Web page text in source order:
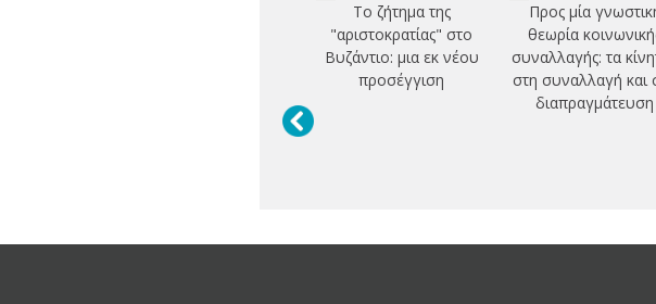
Το ζήτημα της
"αριστοκρατίας" στο
Βυζάντιο: μια εκ νέου
προσέγγιση
Προς μία
θεωρία
συναλλαγής: τα
στη συναλλαγή και
διαπραγμάτευση